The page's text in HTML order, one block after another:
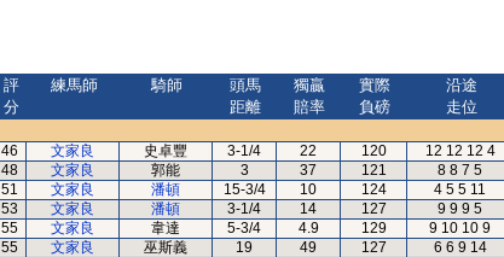
評
分
練馬師 騎師
頭馬
距離
獨贏
賠率
實際
負磅
沿途
走位
46 文家良 史卓豐 3-1/4 22 120 12 12 12 4
48 文家良 郭能 3 37 121 8 8 7 5
51 文家良 潘頓 15-3/4 10 124 4 5 5 11
53 文家良 潘頓 3-1/4 14 127 9 9 9 5
55 文家良 韋達 5-3/4 4.9 129 9 10 10 9
55 文家良 巫斯義 19 49 127 6 6 9 14